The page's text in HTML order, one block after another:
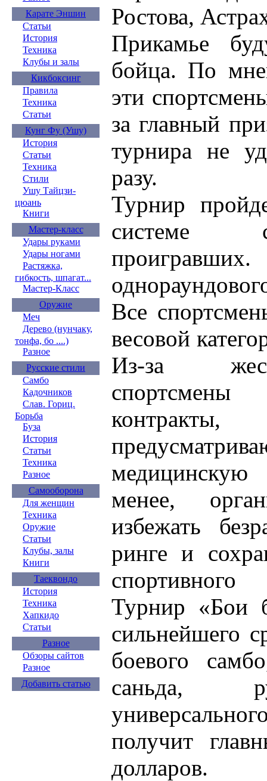
Карате Эншин
Статьи
История
Техника
Клубы и залы
Кикбоксинг
Правила
Техника
Статьи
Кунг Фу (Ушу)
История
Статьи
Техника
Стили
Ушу Тайцзи-
цюань
Книги
Мастер-класс
Удары руками
Удары ногами
Растяжка,
гибкость, шпагат...
Мастер-Класс
Оружие
Меч
Дерево (нунчаку,
тонфа, бо ....)
Разное
Русские стили
Самбо
Кадочников
Слав. Гориц.
Борьба
Буза
История
Статьи
Техника
Разное
Самооборона
Для женщин
Техника
Оружие
Статьи
Клубы, залы
Книги
Таеквондо
История
Техника
Хапкидо
Статьи
Разное
Обзоры сайтов
Разное
Добавить статью
Ростова,
Прикамье
бойца. По
эти
за главный
турнира не
разу.
Турнир
системе
проигравших.
Все
весовой
Из-за
медицинскую
менее,
избежать
ринге и
Турнир «Бои
сильнейшего
боевого
саньда,
получит
долларов.